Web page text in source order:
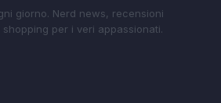
giorno. Nerd news, recensioni
per i veri appassionati.